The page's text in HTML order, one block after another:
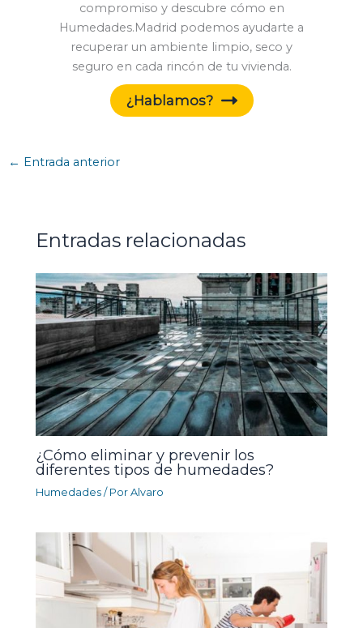
compromiso y descubre cómo en
Humedades.Madrid podemos ayudarte a
recuperar un ambiente limpio, seco y
seguro en cada rincón de tu vivienda.
¿Hablamos?
← Entrada anterior
Entradas relacionadas
¿Cómo eliminar y prevenir los
diferentes tipos de humedades?
Humedades / PorAlvaro